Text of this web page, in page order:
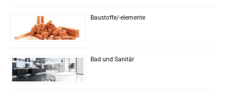
Baustoffe/-elemente
Bad und Sanitär